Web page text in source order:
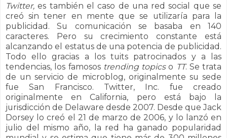
Twitter, es también el caso de una red social que se
creó sin tener en mente que se utilizaría para la
publicidad. Su comunicación se basaba en 140
caracteres. Pero su crecimiento constante está
alcanzando el estatus de una potencia de publicidad.
Todo ello gracias a los tuits patrocinados y a las
tendencias, los famosos trending topicso TT. Se trata
de un servicio de microblog, originalmente su sede
fue San Francisco. Twitter, Inc. fue creado
originalmente en California, pero está bajo la
jurisdicción de Delaware desde 2007. Desde que Jack
Dorsey lo creó el 21 de marzo de 2006, y lo lanzó en
julio del mismo año, la red ha ganado popularidad